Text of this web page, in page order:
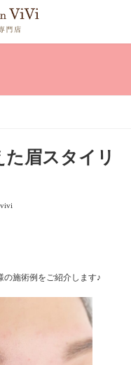
た眉スタイリ
vivi
の施術例をご紹介します♪